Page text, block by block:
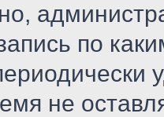
по
не